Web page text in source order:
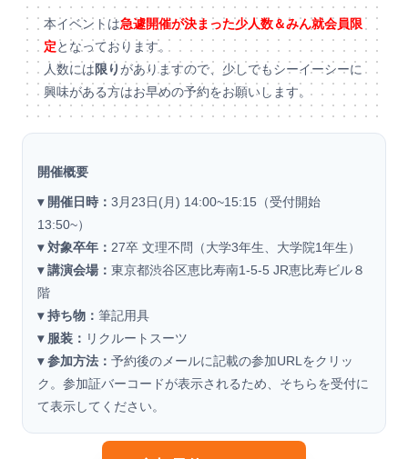
本イベントは急遽開催が決まった少人数＆みん就会員限
定となっております。
人数には限りがありますので、少しでもシーイーシーに
興味がある方はお早めの予約をお願いします。
開催概要
▾ 開催日時： 3月23日(月) 14:00~15:15（受付開始
13:50~）
▾ 対象卒年： 27卒 文理不問（大学3年生、大学院1年生）
▾ 講演会場： 東京都渋谷区恵比寿南1-5-5 JR恵比寿ビル８
階
▾ 持ち物： 筆記用具
▾ 服装： リクルートスーツ
▾ 参加方法： 予約後のメールに記載の参加URLをクリッ
ク。参加証バーコードが表示されるため、そちらを受付に
て表示してください。